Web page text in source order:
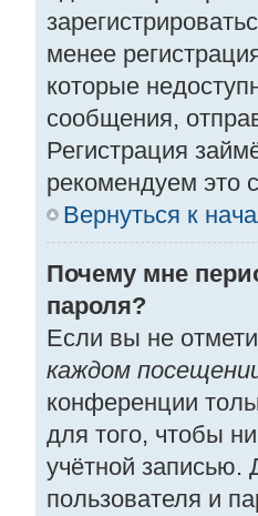
менее
которые
сообщения,
Регистрация
рекомендуем это
Вернуться к
Почему мне
пароля?
Если вы не
каждом
конференции
для того, чтобы
учётной записью.
пользователя и